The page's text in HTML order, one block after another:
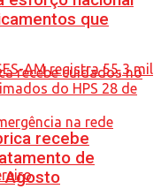
que
recebe
de
Agosto